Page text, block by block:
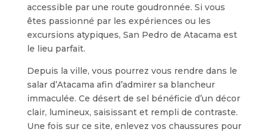
accessible par une route goudronnée. Si vous
êtes passionné par les expériences ou les
excursions atypiques, San Pedro de Atacama est
le lieu parfait.
Depuis la ville, vous pourrez vous rendre dans le
salar d’Atacama afin d’admirer sa blancheur
immaculée. Ce désert de sel bénéficie d’un décor
clair, lumineux, saisissant et rempli de contraste.
Une fois sur ce site, enlevez vos chaussures pour